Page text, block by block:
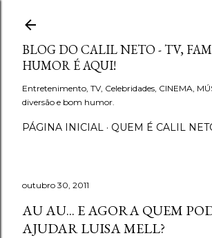
Pular para o
BLOG DO CALIL NETO - TV,
HUMOR É AQUI!
Entretenimento, TV, Celebridades, CINEMA,
diversão e bom humor.
PÁGINA INICIAL QUEM É CALIL
outubro 30, 2011
AU AU... E AGORA QUEM
AJUDAR LUISA MELL?